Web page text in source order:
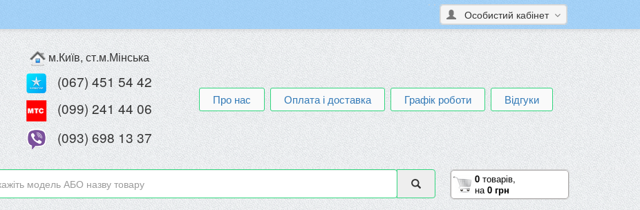
Особистий кабінет
м.Київ, ст.м.Мінська
(067) 451 54 42
(099) 241 44 06
(093) 698 13 37
Про нас Оплата і доставка Графік роботи Відгуки
0товарів,
на0 грн